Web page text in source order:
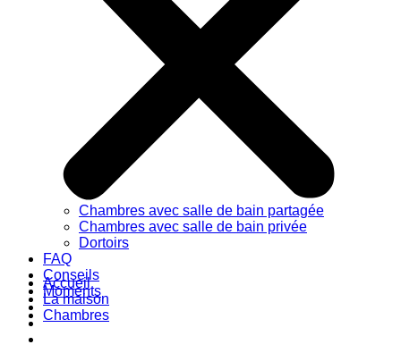
Accueil
La maison
Chambres
Chambres avec salle de bain partagée
Chambres avec salle de bain privée
Dortoirs
FAQ
Conseils
Moments